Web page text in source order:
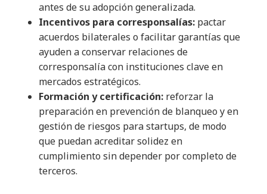
antes de su adopción generalizada.
Incentivos para corresponsalías: pactar
acuerdos bilaterales o facilitar garantías que
ayuden a conservar relaciones de
corresponsalía con instituciones clave en
mercados estratégicos.
Formación y certificación: reforzar la
preparación en prevención de blanqueo y en
gestión de riesgos para startups, de modo
que puedan acreditar solidez en
cumplimiento sin depender por completo de
terceros.